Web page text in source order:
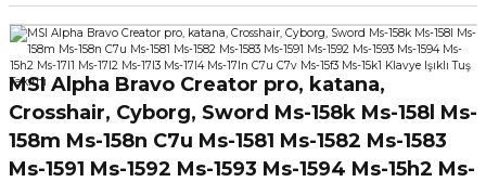
MSI Alpha Bravo Creator pro, katana,
Crosshair, Cyborg, Sword Ms-158k Ms-158l Ms-
158m Ms-158n C7u Ms-1581 Ms-1582 Ms-1583
Ms-1591 Ms-1592 Ms-1593 Ms-1594 Ms-15h2 Ms-